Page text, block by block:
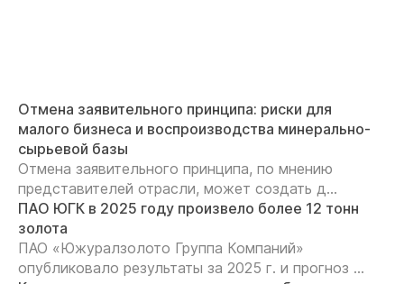
Отмена заявительного принципа: риски для
малого бизнеса и воспроизводства минерально-
сырьевой базы
Отмена заявительного принципа, по мнению
представителей отрасли, может создать д...
ПАО ЮГК в 2025 году произвело более 12 тонн
золота
ПАО «Южуралзолото Группа Компаний»
опубликовало результаты за 2025 г. и прогноз ...